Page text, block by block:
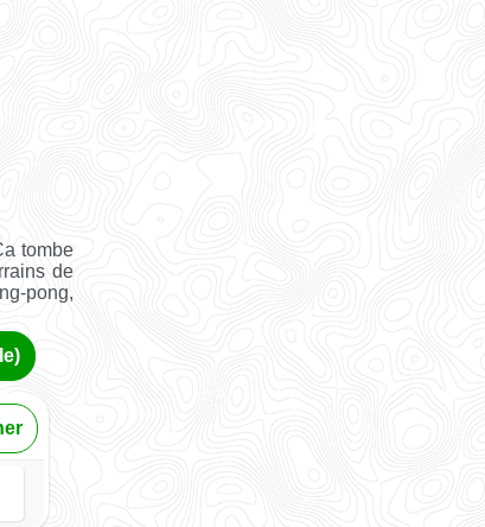
tombe
de
pong,